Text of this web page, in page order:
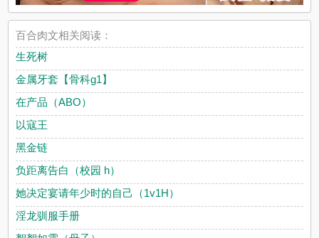
百合肉文相关阅读：
生死树
金属牙套【骨科g1】
在产品（ABO）
以寇王
黑金链
负距离告白（校园 h）
她决定宴请年少时的自己（1v1H）
淫龙驯服手册